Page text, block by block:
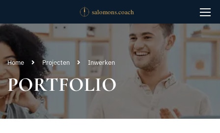
Home Projecten Inwerken
PORTFOLIO